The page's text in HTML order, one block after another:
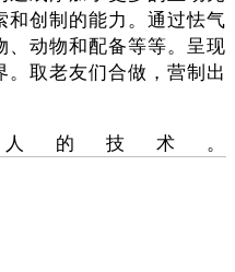
创制的能力。通过怯气
动物和配备等等。呈现
取老友们合做，营制出
技术。